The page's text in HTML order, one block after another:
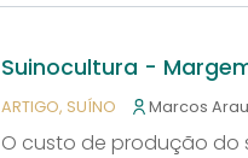
Suinocultura -
ARTIGO SUÍNO Marcos
O custo de produção do